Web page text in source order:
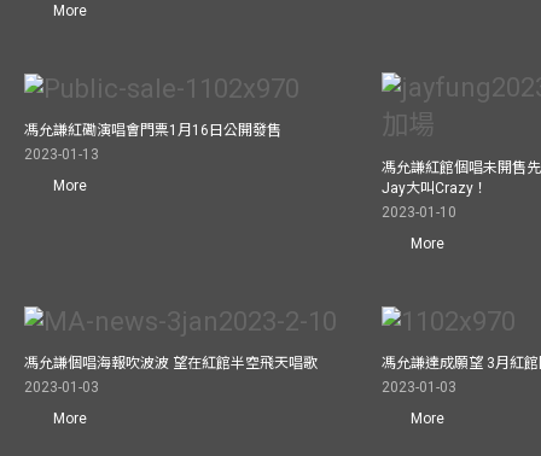
More
馮允謙紅磡演唱會門票1月16日公開發售
2023-01-13
More
馮允謙紅館個唱未開售
Jay大叫Crazy！
2023-01-10
More
馮允謙個唱海報吹波波 望在紅館半空飛天唱歌
2023-01-03
More
馮允謙達成願望 3月紅
2023-01-03
More